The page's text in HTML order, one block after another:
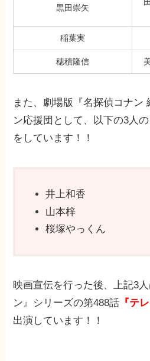
黒田崇矢
稲葉実
穂積隆信
また、劇場版『名探偵コナン
ン応援団として、以下の3人
をしています！！
井上和香
山本梓
桜塚やっくん
映画宣伝を行った後、上記3
ン』シリーズの第488話 『テ
出演しています！！